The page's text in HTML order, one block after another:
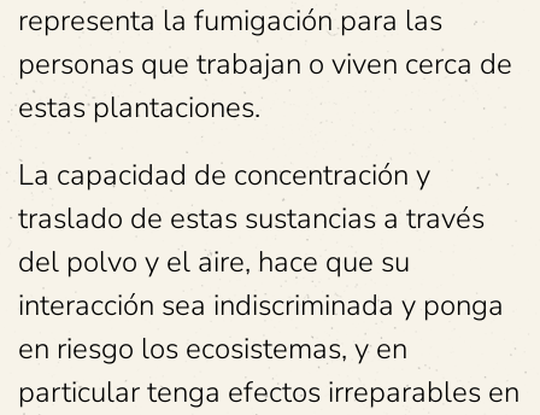
representa la fumigación para las
personas que trabajan o viven cerca de
estas plantaciones.
La capacidad de concentración y
traslado de estas sustancias a través
del polvo y el aire, hace que su
interacción sea indiscriminada y ponga
en riesgo los ecosistemas, y en
particular tenga efectos irreparables en